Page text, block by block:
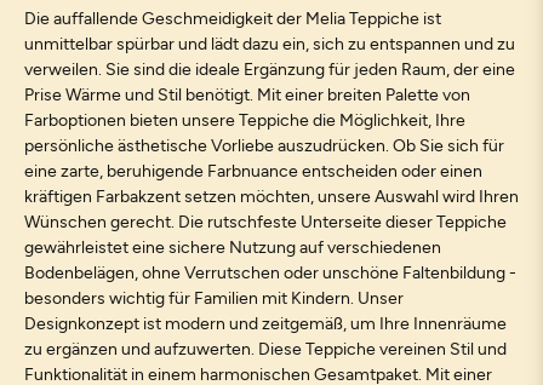
Die auffallende Geschmeidigkeit der Melia Teppiche ist
unmittelbar spürbar und lädt dazu ein, sich zu entspannen und zu
verweilen. Sie sind die ideale Ergänzung für jeden Raum, der eine
Prise Wärme und Stil benötigt. Mit einer breiten Palette von
Farboptionen bieten unsere Teppiche die Möglichkeit, Ihre
persönliche ästhetische Vorliebe auszudrücken. Ob Sie sich für
eine zarte, beruhigende Farbnuance entscheiden oder einen
kräftigen Farbakzent setzen möchten, unsere Auswahl wird Ihren
Wünschen gerecht. Die rutschfeste Unterseite dieser Teppiche
gewährleistet eine sichere Nutzung auf verschiedenen
Bodenbelägen, ohne Verrutschen oder unschöne Faltenbildung -
besonders wichtig für Familien mit Kindern. Unser
Designkonzept ist modern und zeitgemäß, um Ihre Innenräume
zu ergänzen und aufzuwerten. Diese Teppiche vereinen Stil und
Funktionalität in einem harmonischen Gesamtpaket. Mit einer